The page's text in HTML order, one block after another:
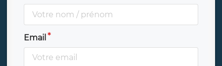
Email